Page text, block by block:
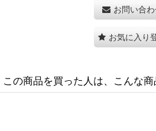
お問い合
お気に入り
この商品を買った人は、こんな